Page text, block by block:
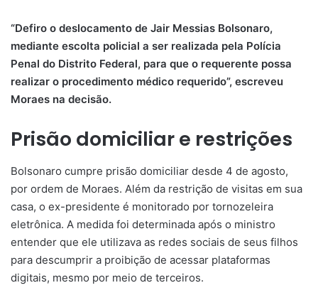
“Defiro o deslocamento de Jair Messias Bolsonaro,
mediante escolta policial a ser realizada pela Polícia
Penal do Distrito Federal, para que o requerente possa
realizar o procedimento médico requerido”, escreveu
Moraes na decisão.
Prisão domiciliar e restrições
Bolsonaro cumpre prisão domiciliar desde 4 de agosto,
por ordem de Moraes. Além da restrição de visitas em sua
casa, o ex-presidente é monitorado por tornozeleira
eletrônica. A medida foi determinada após o ministro
entender que ele utilizava as redes sociais de seus filhos
para descumprir a proibição de acessar plataformas
digitais, mesmo por meio de terceiros.